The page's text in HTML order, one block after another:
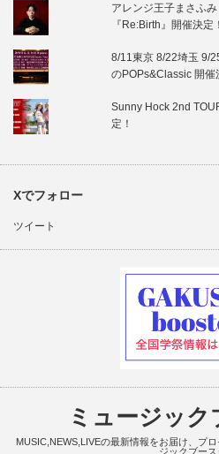
アレンジ王子まさふ
『Re:Birth』開催決定！
8/11東京 8/22埼玉 9/
のPOPs&Classic 開催
Sunny Hock 2nd
定！
Xでフォロー
ツイート
ミュージック
MUSIC,NEWS,LIVEの最新情報をお届け、プ
ジックブース